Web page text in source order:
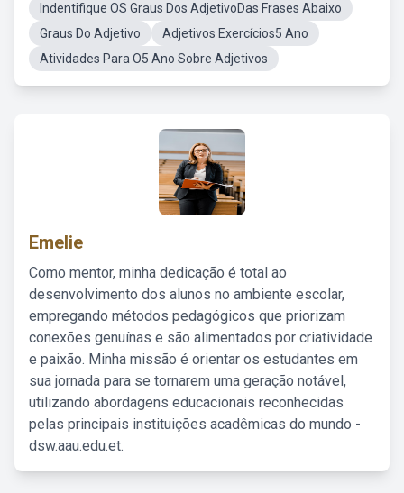
Indentifique OS Graus Dos AdjetivoDas Frases Abaixo
Graus Do Adjetivo
Adjetivos Exercícios5 Ano
Atividades Para O5 Ano Sobre Adjetivos
Emelie
Como mentor, minha dedicação é total ao
desenvolvimento dos alunos no ambiente escolar,
empregando métodos pedagógicos que priorizam
conexões genuínas e são alimentados por criatividade
e paixão. Minha missão é orientar os estudantes em
sua jornada para se tornarem uma geração notável,
utilizando abordagens educacionais reconhecidas
pelas principais instituições acadêmicas do mundo -
dsw.aau.edu.et.